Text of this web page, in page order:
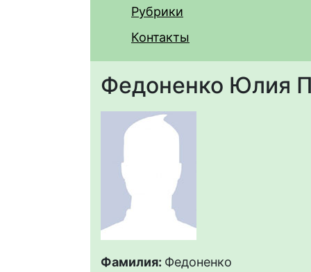
Рубрики
Контакты
Федоненко Юлия
Фамилия: Федоненко